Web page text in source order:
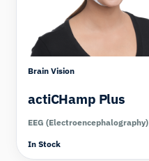
Brain Vision
actiCHamp Plus
EEG (Electroencephalography)
In Stock